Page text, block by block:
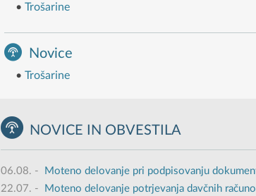
• Trošarine
Novice
• Trošarine
NOVICE IN OBVESTILA
06.08. -
Moteno delovanje pri podpisovanju
22.07. - Moteno delovanje potrjevanja davčnih